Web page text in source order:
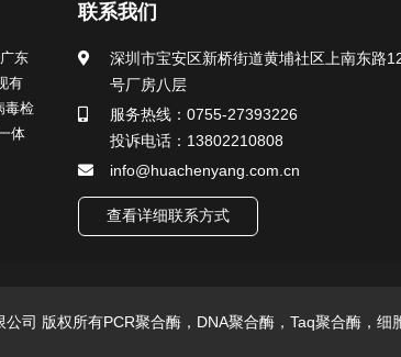
东
有
毒检
体
联系我们
深圳市宝安区新桥街道黄埔社区上南东路
号厂房八层
服务热线：0755-27393226
投诉电话：13802210808
info@huachenyang.com.cn
查看详细联系方式
司 版权所有PCR聚合酶，DNA聚合酶，Taq聚合酶，